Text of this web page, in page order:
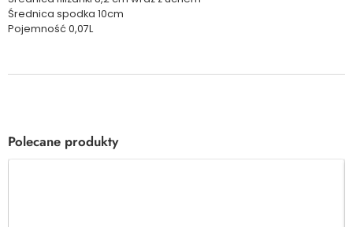
Średnica spodka 10cm
Pojemność 0,07L
Polecane produkty